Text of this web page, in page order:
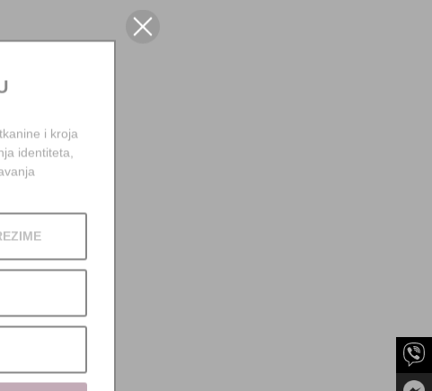
i kroja
identiteta,